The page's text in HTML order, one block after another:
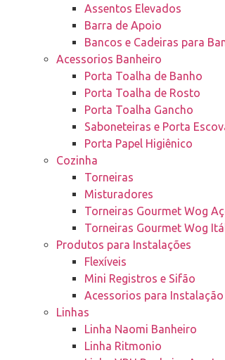
Assentos Elevados
Barra de Apoio
Bancos e Cadeiras para
Acessorios Banheiro
Porta Toalha de Banho
Porta Toalha de Rosto
Porta Toalha Gancho
Saboneteiras e Porta
Porta Papel Higiênico
Cozinha
Torneiras
Misturadores
Torneiras Gourmet Wog
Torneiras Gourmet Wog
Produtos para Instalações
Flexíveis
Mini Registros e Sifão
Acessorios para Instalação
Linhas
Linha Naomi Banheiro
Linha Ritmonio